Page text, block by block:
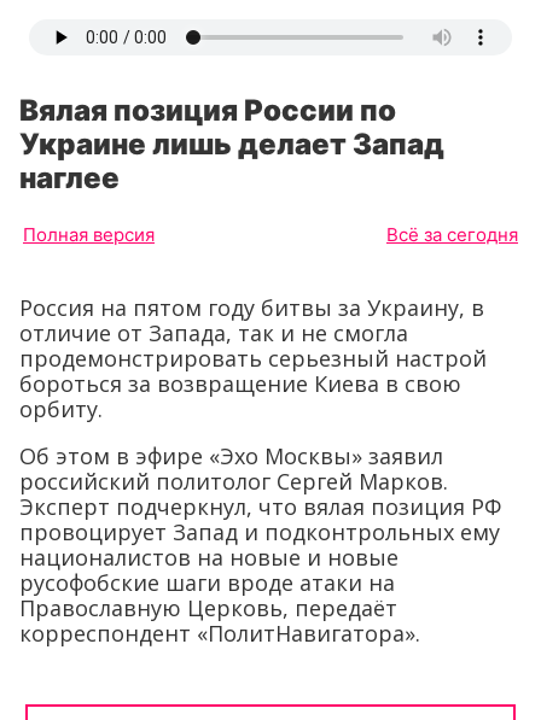
Вялая позиция России по
Украине лишь делает Запад
наглее
Полная версия Всё за сегодня
Россия на пятом году битвы за Украину, в
отличие от Запада, так и не смогла
продемонстрировать серьезный настрой
бороться за возвращение Киева в свою
орбиту.
Об этом в эфире «Эхо Москвы» заявил
российский политолог Сергей Марков.
Эксперт подчеркнул, что вялая позиция РФ
провоцирует Запад и подконтрольных ему
националистов на новые и новые
русофобские шаги вроде атаки на
Православную Церковь, передаёт
корреспондент «ПолитНавигатора».